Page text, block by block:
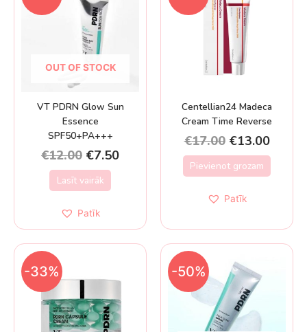
OUT OF STOCK
VT PDRN Glow Sun
Essence
SPF50+PA+++
€12.00 €7.50
Lasīt vairāk
Patīk
Centellian24 Madeca
Cream Time Reverse
€17.00 €13.00
Pievienot grozam
Patīk
-33% -50%